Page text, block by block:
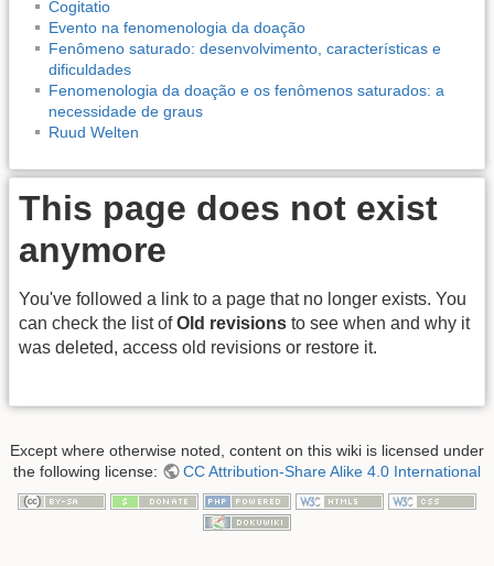
Cogitatio
Evento na fenomenologia da doação
Fenômeno saturado: desenvolvimento, características e
dificuldades
Fenomenologia da doação e os fenômenos saturados: a
necessidade de graus
Ruud Welten
This page does not exist
anymore
You've followed a link to a page that no longer exists. You
can check the list ofOld revisions to see when and why it
was deleted, access old revisions or restore it.
Except where otherwise noted, content on this wiki is licensed under
the following license:
CC Attribution-Share Alike 4.0 International